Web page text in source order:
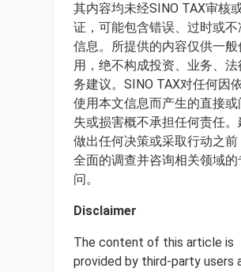
其内容均未经SINO TAX审核
证，可能包含错误、过时或不
信息。所提供的内容仅供一般
用，绝不构成投资、业务、
务建议。SINO TAX对任何因
使用本文信息而产生的直接或
失或损害概不承担任何责任。
做出任何决策或采取行动之前
全面的调查并咨询相关领域的
问。
Disclaimer
The content of this article is
provided by third-party users